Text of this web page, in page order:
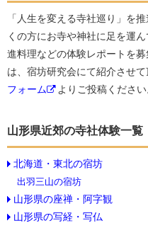
「人生を変える寺社巡り」を
くの方にお寺や神社に足を運
進料理などの体験レポートを
は、宿坊研究会にて紹介させ
フォーム
よりご投稿ください
山形県近郊の寺社体験一覧
北海道・東北の宿坊
出羽三山の宿坊
山形県の座禅・阿字観
山形県の写経・写仏